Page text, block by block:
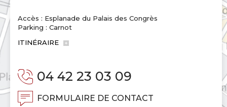
Accès : Esplanade du Palais des Congrès
Parking : Carnot
ITINÉRAIRE
04 42 23 03 09
FORMULAIRE DE CONTACT